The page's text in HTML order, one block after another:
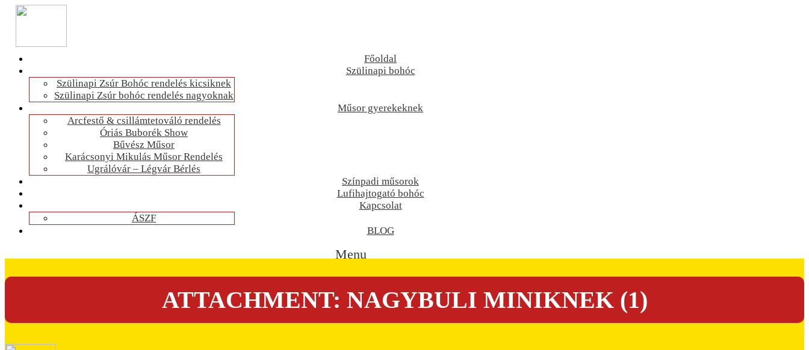
Főoldal
Szülinapi bohóc
Szülinapi Zsúr Bohóc rendelés kicsiknek
Szülinapi Zsúr bohóc rendelés nagyoknak
Műsor gyerekeknek
Arcfestő & csillámtetováló rendelés
Óriás Buborék Show
Bűvész Műsor
Karácsonyi Mikulás Műsor Rendelés
Ugrálóvár – Légvár Bérlés
Színpadi műsorok
Lufihajtogató bohóc
Kapcsolat
ÁSZF
BLOG
ATTACHMENT: NAGYBULI MINIKNEK (1)